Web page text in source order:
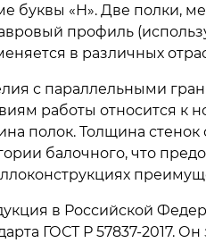
буквы «Н». Две полки,
профиль
в различных
с параллельными
работы относится к
полок. Толщина
балочного, что
в Российской
ГОСТ Р 57837-2017.